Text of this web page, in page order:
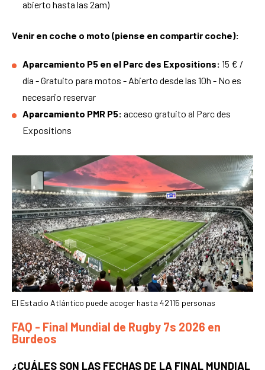
abierto hasta las 2am)
Venir en coche o moto (piense en compartir coche):
Aparcamiento P5 en el Parc des Expositions: 15 € /
día - Gratuito para motos - Abierto desde las 10h - No es
necesario reservar
Aparcamiento PMR P5: acceso gratuito al Parc des
Expositions
El Estadio Atlántico puede acoger hasta 42115 personas
FAQ - Final Mundial de Rugby 7s 2026 en
Burdeos
¿CUÁLES SON LAS FECHAS DE LA FINAL MUNDIAL